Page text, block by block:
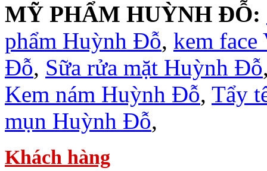
MỸ PHẨM HUỲNH ĐỖ:
phẩm Huỳnh Đỗ, kem
Đỗ, Sữa rửa mặt Huỳnh Đỗ
Kem nám Huỳnh Đỗ, Tẩy
mụn Huỳnh Đỗ,
Khách hàng